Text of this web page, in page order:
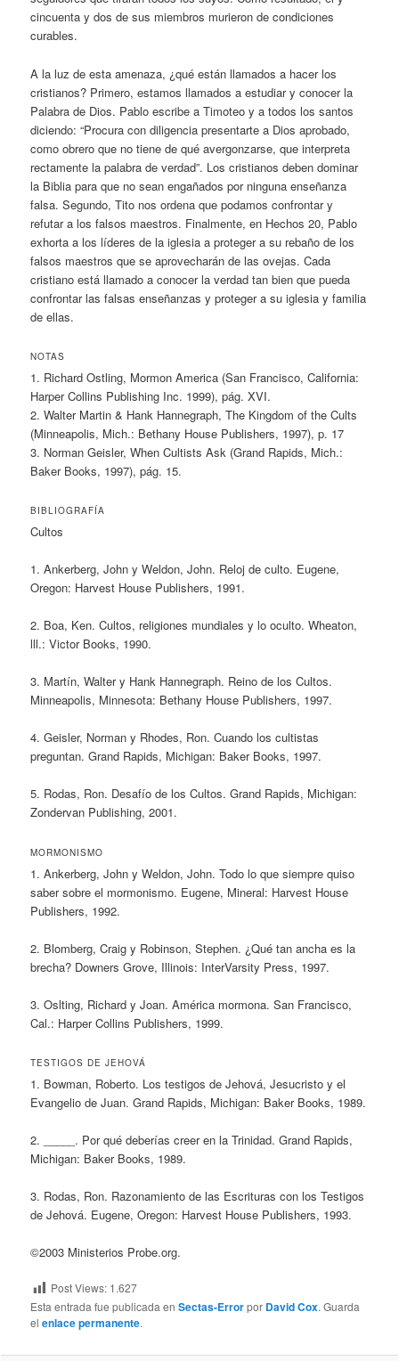
cincuenta y dos de sus miembros murieron de condiciones
curables.
A la luz de esta amenaza, ¿qué están llamados a hacer los
cristianos? Primero, estamos llamados a estudiar y conocer la
Palabra de Dios. Pablo escribe a Timoteo y a todos los santos
diciendo: “Procura con diligencia presentarte a Dios aprobado,
como obrero que no tiene de qué avergonzarse, que interpreta
rectamente la palabra de verdad”. Los cristianos deben dominar
la Biblia para que no sean engañados por ninguna enseñanza
falsa. Segundo, Tito nos ordena que podamos confrontar y
refutar a los falsos maestros. Finalmente, en Hechos 20, Pablo
exhorta a los líderes de la iglesia a proteger a su rebaño de los
falsos maestros que se aprovecharán de las ovejas. Cada
cristiano está llamado a conocer la verdad tan bien que pueda
confrontar las falsas enseñanzas y proteger a su iglesia y familia
de ellas.
NOTAS
1. Richard Ostling, Mormon America (San Francisco, California:
Harper Collins Publishing Inc. 1999), pág. XVI.
2. Walter Martin & Hank Hannegraph, The Kingdom of the Cults
(Minneapolis, Mich.: Bethany House Publishers, 1997), p. 17
3. Norman Geisler, When Cultists Ask (Grand Rapids, Mich.:
Baker Books, 1997), pág. 15.
BIBLIOGRAFÍA
Cultos
1. Ankerberg, John y Weldon, John. Reloj de culto. Eugene,
Oregon: Harvest House Publishers, 1991.
2. Boa, Ken. Cultos, religiones mundiales y lo oculto. Wheaton,
lll.: Victor Books, 1990.
3. Martín, Walter y Hank Hannegraph. Reino de los Cultos.
Minneapolis, Minnesota: Bethany House Publishers, 1997.
4. Geisler, Norman y Rhodes, Ron. Cuando los cultistas
preguntan. Grand Rapids, Michigan: Baker Books, 1997.
5. Rodas, Ron. Desafío de los Cultos. Grand Rapids, Michigan:
Zondervan Publishing, 2001.
MORMONISMO
1. Ankerberg, John y Weldon, John. Todo lo que siempre quiso
saber sobre el mormonismo. Eugene, Mineral: Harvest House
Publishers, 1992.
2. Blomberg, Craig y Robinson, Stephen. ¿Qué tan ancha es la
brecha? Downers Grove, Illinois: InterVarsity Press, 1997.
3. Oslting, Richard y Joan. América mormona. San Francisco,
Cal.: Harper Collins Publishers, 1999.
TESTIGOS DE JEHOVÁ
1. Bowman, Roberto. Los testigos de Jehová, Jesucristo y el
Evangelio de Juan. Grand Rapids, Michigan: Baker Books, 1989.
2. _____. Por qué deberías creer en la Trinidad. Grand Rapids,
Michigan: Baker Books, 1989.
3. Rodas, Ron. Razonamiento de las Escrituras con los Testigos
de Jehová. Eugene, Oregon: Harvest House Publishers, 1993.
©2003 Ministerios Probe.org.
Post Views: 1.627
Esta entrada fue publicada enSectas-Errorpor David Cox. Guarda
elenlace permanente.